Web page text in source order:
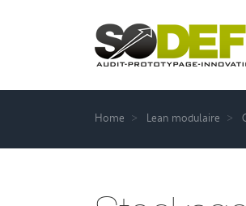
Home Lean modulaire